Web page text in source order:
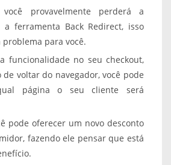
você provavelmente perderá a
a ferramenta Back Redirect, isso
para você.
funcionalidade no seu checkout,
voltar do navegador, você pode
página o seu cliente será
pode oferecer um novo desconto
fazendo ele pensar que está